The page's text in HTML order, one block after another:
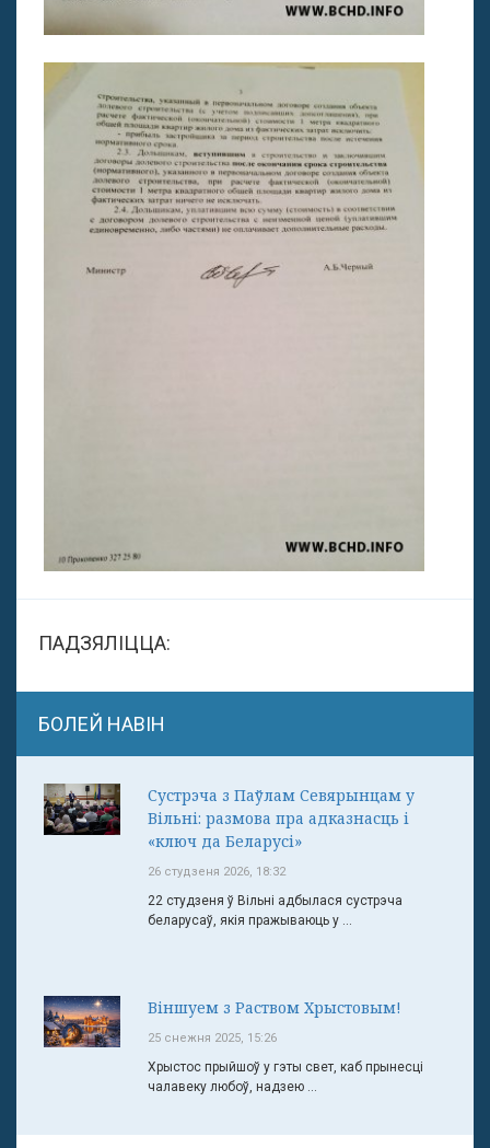
ПАДЗЯЛІЦЦА:
БОЛЕЙ НАВІН
Сустрэча з Паўлам Севярынцам у
Вільні: размова пра адказнасць і
«ключ да Беларусі»
26 студзеня 2026, 18:32
22 студзеня ў Вільні адбылася сустрэча
беларусаў, якія пражываюць у ...
Віншуем з Раством Хрыстовым!
25 снежня 2025, 15:26
Хрыстос прыйшоў у гэты свет, каб прынесці
чалавеку любоў, надзею ...